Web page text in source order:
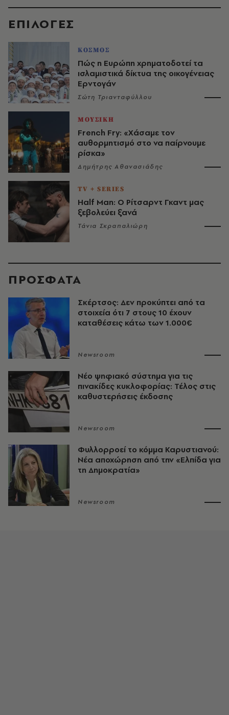
EΠΙΛΟΓΈΣ
ΚΟΣΜΟΣ
Πώς η Ευρώπη χρηματοδοτεί τα
ισλαμιστικά δίκτυα της οικογένειας
Ερντογάν
Σώτη Τριανταφύλλου
ΜΟΥΣΙΚΗ
French Fry: «Χάσαμε τον
αυθορμητισμό στο να παίρνουμε
ρίσκα»
Δημήτρης Αθανασιάδης
TV + SERIES
Half Man: Ο Ρίτσαρντ Γκαντ μας
ξεβολεύει ξανά
Τάνια Σκραπαλιώρη
ΠΡΟΣΦΑΤΑ
Σκέρτσος: Δεν προκύπτει από τα
στοιχεία ότι 7 στους 10 έχουν
καταθέσεις κάτω των 1.000€
Newsroom
Νέο ψηφιακό σύστημα για τις
πινακίδες κυκλοφορίας: Τέλος στις
καθυστερήσεις έκδοσης
Newsroom
Φυλλορροεί το κόμμα Καρυστιανού:
Νέα αποχώρηση από την «Ελπίδα για
τη Δημοκρατία»
Newsroom